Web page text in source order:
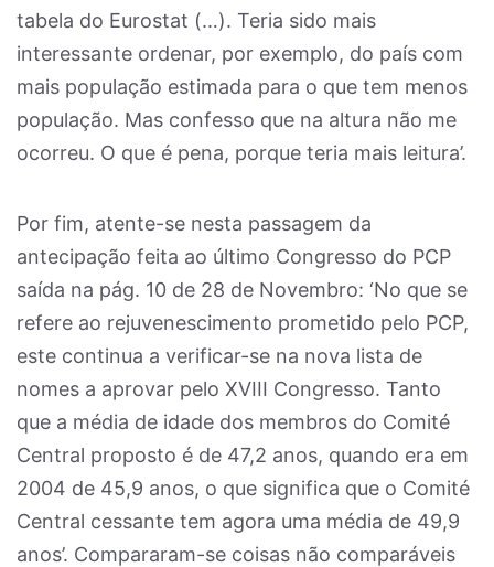
tabela do Eurostat (…). Teria sido mais
interessante ordenar, por exemplo, do país com
mais população estimada para o que tem menos
população. Mas confesso que na altura não me
ocorreu. O que é pena, porque teria mais leitura’.
Por fim, atente-se nesta passagem da
antecipação feita ao último Congresso do PCP
saída na pág. 10 de 28 de Novembro: ‘No que se
refere ao rejuvenescimento prometido pelo PCP,
este continua a verificar-se na nova lista de
nomes a aprovar pelo XVIII Congresso. Tanto
que a média de idade dos membros do Comité
Central proposto é de 47,2 anos, quando era em
2004 de 45,9 anos, o que significa que o Comité
Central cessante tem agora uma média de 49,9
anos’. Compararam-se coisas não comparáveis